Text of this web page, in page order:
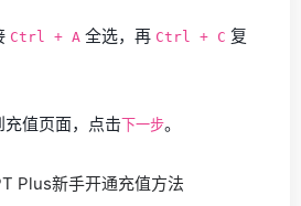
Ctrl + A 全选，再 Ctrl + C 复
值页面，点击 下一步。